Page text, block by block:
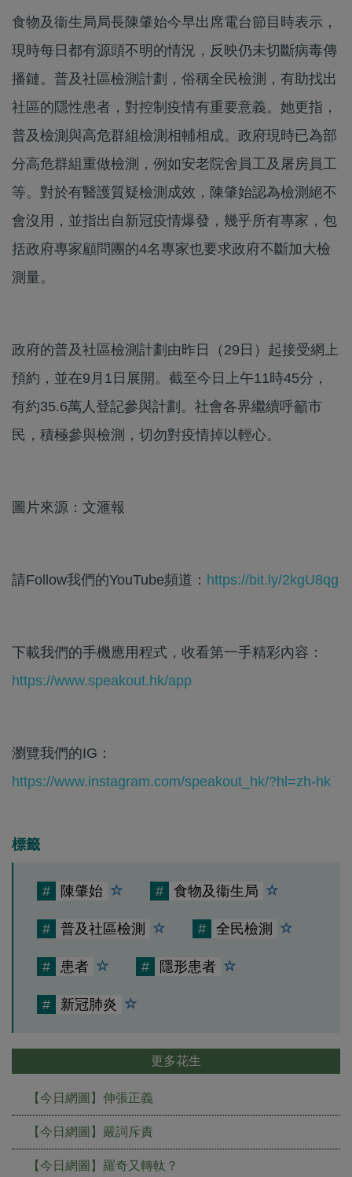
食物及衞生局局長陳肇始今早出席電台節目時表示，
現時每日都有源頭不明的情況，反映仍未切斷病毒傳
播鏈。普及社區檢測計劃，俗稱全民檢測，有助找出
社區的隱性患者，對控制疫情有重要意義。她更指，
普及檢測與高危群組檢測相輔相成。政府現時已為部
分高危群組重做檢測，例如安老院舍員工及屠房員工
等。對於有醫護質疑檢測成效，陳肇始認為檢測絕不
會沒用，並指出自新冠疫情爆發，幾乎所有專家，包
括政府專家顧問團的4名專家也要求政府不斷加大檢
測量。
政府的普及社區檢測計劃由昨日（29日）起接受網上
預約，並在9月1日展開。截至今日上午11時45分，
有約35.6萬人登記參與計劃。社會各界繼續呼籲市
民，積極參與檢測，切勿對疫情掉以輕心。
圖片來源：文滙報
請Follow我們的YouTube頻道： https://bit.ly/2kgU8qg
下載我們的手機應用程式，收看第一手精彩內容：
https://www.speakout.hk/app
瀏覽我們的IG：
https://www.instagram.com/speakout_hk/?hl=zh-hk
標籤
# 陳肇始 # 食物及衞生局
# 普及社區檢測 # 全民檢測
# 患者 # 隱形患者
# 新冠肺炎
更多花生
【今日網圖】伸張正義
【今日網圖】嚴詞斥責
【今日網圖】羅奇又轉軚？